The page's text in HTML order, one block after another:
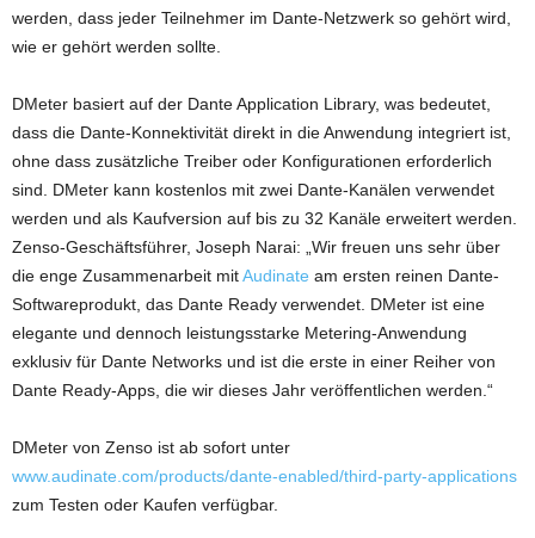
werden, dass jeder Teilnehmer im Dante-Netzwerk so gehört wird,
wie er gehört werden sollte.
DMeter basiert auf der Dante Application Library, was bedeutet,
dass die Dante-Konnektivität direkt in die Anwendung integriert ist,
ohne dass zusätzliche Treiber oder Konfigurationen erforderlich
sind. DMeter kann kostenlos mit zwei Dante-Kanälen verwendet
werden und als Kaufversion auf bis zu 32 Kanäle erweitert werden.
Zenso-Geschäftsführer, Joseph Narai: „Wir freuen uns sehr über
die enge Zusammenarbeit mitAudinate am ersten reinen Dante-
Softwareprodukt, das Dante Ready verwendet. DMeter ist eine
elegante und dennoch leistungsstarke Metering-Anwendung
exklusiv für Dante Networks und ist die erste in einer Reiher von
Dante Ready-Apps, die wir dieses Jahr veröffentlichen werden.“
DMeter von Zenso ist ab sofort unter
www.audinate.com/products/dante-enabled/third-party-applications
zum Testen oder Kaufen verfügbar.